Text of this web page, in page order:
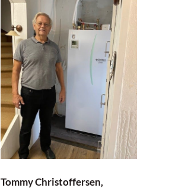
Tommy Christoffersen,